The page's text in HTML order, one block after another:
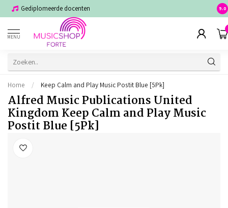
Gediplomeerde docenten 9.0
MENU
Home / Keep Calm and Play Music Postit Blue [5Pk]
Alfred Music Publications United
Kingdom Keep Calm and Play Music
Postit Blue [5Pk]